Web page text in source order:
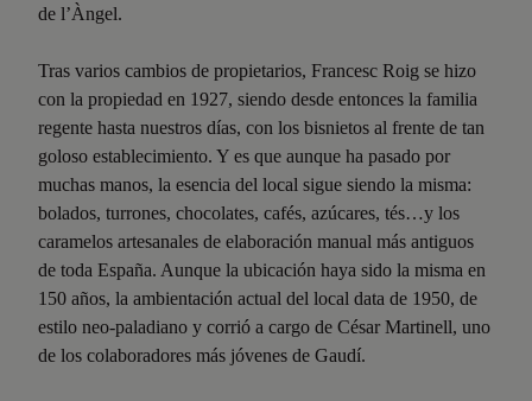
de l’Àngel.
Tras varios cambios de propietarios, Francesc Roig se hizo
con la propiedad en 1927, siendo desde entonces la familia
regente hasta nuestros días, con los bisnietos al frente de tan
goloso establecimiento. Y es que aunque ha pasado por
muchas manos, la esencia del local sigue siendo la misma:
bolados, turrones, chocolates, cafés, azúcares, tés…y los
caramelos artesanales de elaboración manual más antiguos
de toda España. Aunque la ubicación haya sido la misma en
150 años, la ambientación actual del local data de 1950, de
estilo neo-paladiano y corrió a cargo de César Martinell, uno
de los colaboradores más jóvenes de Gaudí.